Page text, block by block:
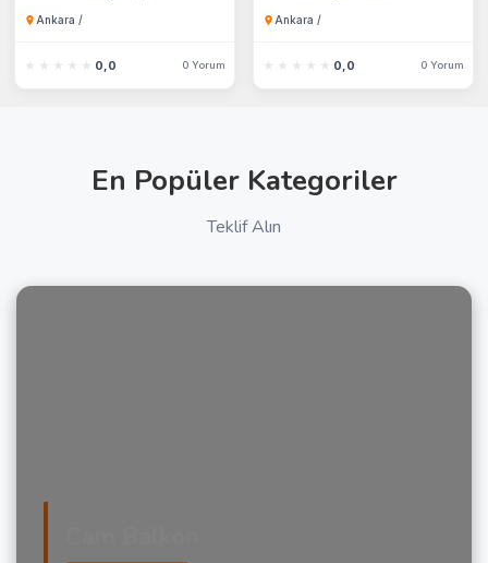
Ankara /
★★★★★
★★★★★ 0,0 0 Yorum
Ankara /
★★★★★
★★★★★ 0,0 0 Yorum
En Popüler Kategoriler
Teklif Alın